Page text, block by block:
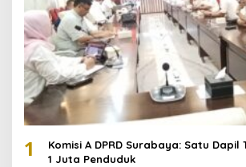
1
Komisi A DPRD Surabaya: Satu
1 Juta Penduduk